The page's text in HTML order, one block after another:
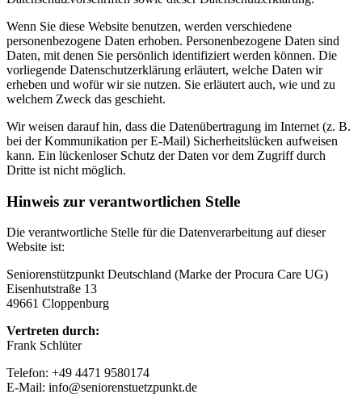
Wenn Sie diese Website benutzen, werden verschiedene
personenbezogene Daten erhoben. Personenbezogene Daten sind
Daten, mit denen Sie persönlich identifiziert werden können. Die
vorliegende Datenschutzerklärung erläutert, welche Daten wir
erheben und wofür wir sie nutzen. Sie erläutert auch, wie und zu
welchem Zweck das geschieht.
Wir weisen darauf hin, dass die Datenübertragung im Internet (z. B.
bei der Kommunikation per E-Mail) Sicherheitslücken aufweisen
kann. Ein lückenloser Schutz der Daten vor dem Zugriff durch
Dritte ist nicht möglich.
Hinweis zur verantwortlichen Stelle
Die verantwortliche Stelle für die Datenverarbeitung auf dieser
Website ist:
Seniorenstützpunkt Deutschland (Marke der Procura Care UG)
Eisenhutstraße 13
49661 Cloppenburg
Vertreten durch:
Frank Schlüter
Telefon: +49 4471 9580174
E-Mail: info@seniorenstuetzpunkt.de